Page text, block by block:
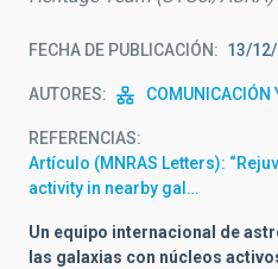
FECHA DE PUBLICACIÓN 13/
AUTORES COMUNICACIÓN
REFERENCIAS
Artículo (MNRAS Letters):
activity in nearby gal…
Un equipo internacional de
las galaxias con núcleos